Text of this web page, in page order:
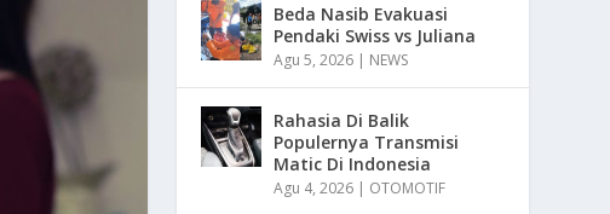
Beda Nasib Evakuasi
Pendaki Swiss vs Juliana
Agu 5, 2026 | NEWS
Rahasia Di Balik
Populernya Transmisi
Matic Di Indonesia
Agu 4, 2026 | OTOMOTIF